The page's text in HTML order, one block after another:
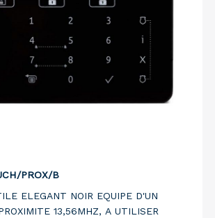
PROX/B
ELEGANT NOIR EQUIPE D'UN
13,56MHZ, A UTILISER